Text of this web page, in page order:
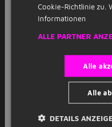
Projektmanager
OPTIMA pharma
Schwäbisch Hall
HMI / SCADA
Cookie-Richtlinie zu.
Informationen
ALLE PARTNER
Alle
Alle
DETAILS